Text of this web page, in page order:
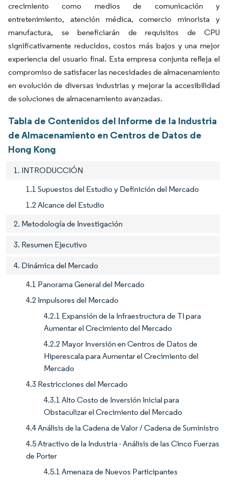
crecimiento como medios de comunicación y
entretenimiento, atención médica, comercio minorista y
manufactura, se beneficiarán de requisitos de CPU
significativamente reducidos, costos más bajos y una mejor
experiencia del usuario final. Esta empresa conjunta refleja el
compromiso de satisfacer las necesidades de almacenamiento
en evolución de diversas industrias y mejorar la accesibilidad
de soluciones de almacenamiento avanzadas.
Tabla de Contenidos del Informe de la Industria
de Almacenamiento en Centros de Datos de
Hong Kong
1. INTRODUCCIÓN
1.1 Supuestos del Estudio y Definición del Mercado
1.2 Alcance del Estudio
2. Metodología de Investigación
3. Resumen Ejecutivo
4. Dinámica del Mercado
4.1 Panorama General del Mercado
4.2 Impulsores del Mercado
4.2.1 Expansión de la Infraestructura de TI para
Aumentar el Crecimiento del Mercado
4.2.2 Mayor Inversión en Centros de Datos de
Hiperescala para Aumentar el Crecimiento del
Mercado
4.3 Restricciones del Mercado
4.3.1 Alto Costo de Inversión Inicial para
Obstaculizar el Crecimiento del Mercado
4.4 Análisis de la Cadena de Valor / Cadena de Suministro
4.5 Atractivo de la Industria - Análisis de las Cinco Fuerzas
de Porter
4.5.1 Amenaza de Nuevos Participantes